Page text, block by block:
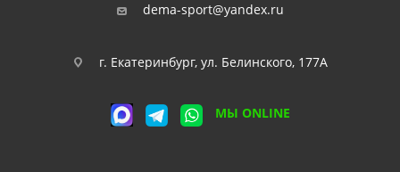
dema-sport@yandex.ru
г. Екатеринбург, ул. Белинского, 177А
МЫ ONLINE